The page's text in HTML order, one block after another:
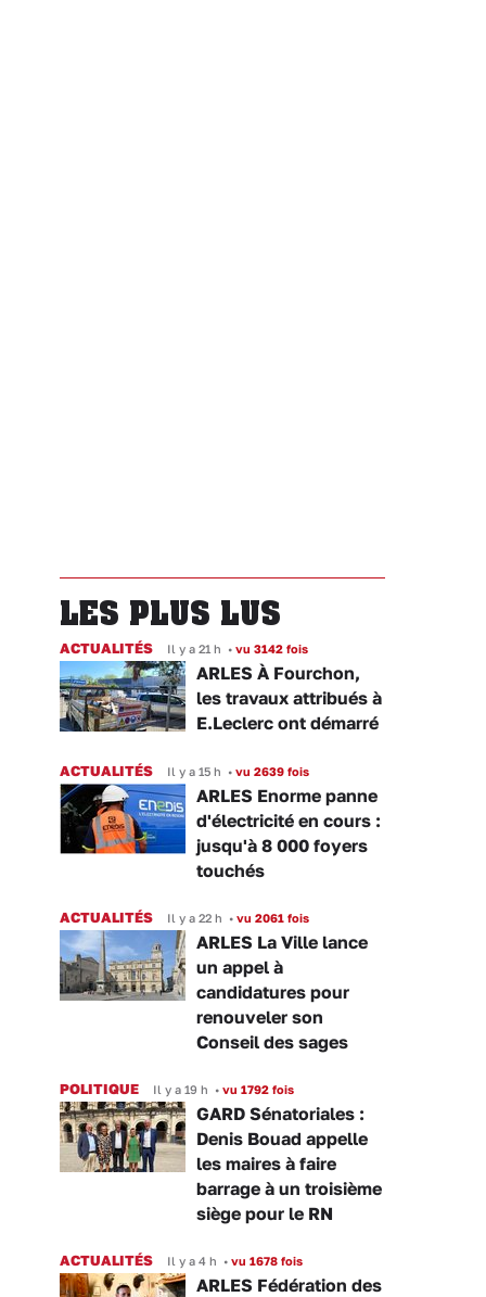
LES PLUS LUS
ACTUALITÉS Il y a 21 h • vu 3142 fois
ARLES À Fourchon,
les travaux attribués à
E.Leclerc ont démarré
ACTUALITÉS Il y a 15 h • vu 2639 fois
ARLES Enorme panne
d'électricité en cours :
jusqu'à 8 000 foyers
touchés
ACTUALITÉS Il y a 22 h • vu 2061 fois
ARLES La Ville lance
un appel à
candidatures pour
renouveler son
Conseil des sages
POLITIQUE Il y a 19 h • vu 1792 fois
GARD Sénatoriales :
Denis Bouad appelle
les maires à faire
barrage à un troisième
siège pour le RN
ACTUALITÉS Il y a 4 h • vu 1678 fois
ARLES Fédération des